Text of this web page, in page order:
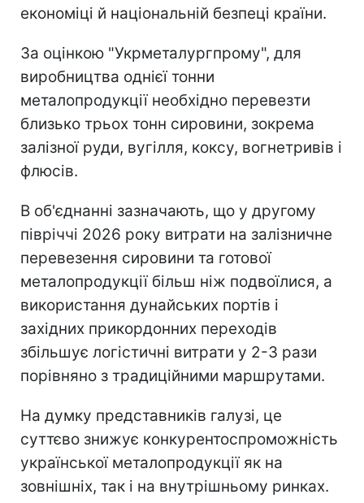
економіці й національній безпеці країни.
За оцінкою "Укрметалургпрому", для
виробництва однієї тонни
металопродукції необхідно перевезти
близько трьох тонн сировини, зокрема
залізної руди, вугілля, коксу, вогнетривів і
флюсів.
В об'єднанні зазначають, що у другому
півріччі 2026 року витрати на залізничне
перевезення сировини та готової
металопродукції більш ніж подвоїлися, а
використання дунайських портів і
західних прикордонних переходів
збільшує логістичні витрати у 2-3 рази
порівняно з традиційними маршрутами.
На думку представників галузі, це
суттєво знижує конкурентоспроможність
української металопродукції як на
зовнішніх, так і на внутрішньому ринках.